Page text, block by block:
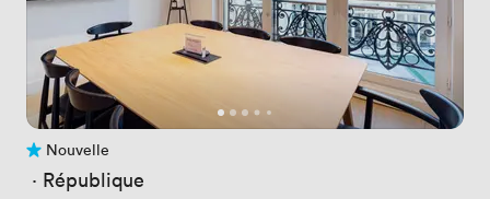
Pas encore d'avis
Nouvelle
· République